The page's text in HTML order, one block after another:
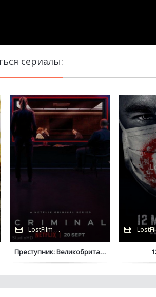
сериалы:
LostFilm / Netflix
Преступник: Великобритания